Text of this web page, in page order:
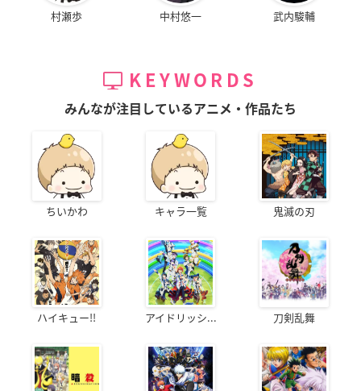
村瀬歩 中村悠一 武内駿輔
KEYWORDS
みんなが注目しているアニメ・作品たち
ちいかわ キャラ一覧 鬼滅の刃
ハイキュー!! アイドリッシ... 刀剣乱舞